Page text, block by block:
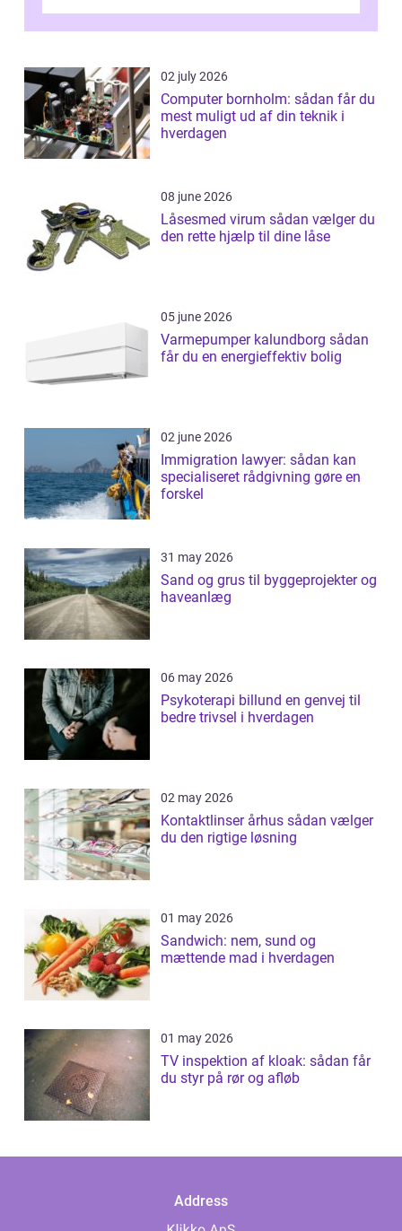
02 july 2026
Computer bornholm: sådan får du
mest muligt ud af din teknik i
hverdagen
08 june 2026
Låsesmed virum sådan vælger du
den rette hjælp til dine låse
05 june 2026
Varmepumper kalundborg sådan
får du en energieffektiv bolig
02 june 2026
Immigration lawyer: sådan kan
specialiseret rådgivning gøre en
forskel
31 may 2026
Sand og grus til byggeprojekter og
haveanlæg
06 may 2026
Psykoterapi billund en genvej til
bedre trivsel i hverdagen
02 may 2026
Kontaktlinser århus sådan vælger
du den rigtige løsning
01 may 2026
Sandwich: nem, sund og
mættende mad i hverdagen
01 may 2026
TV inspektion af kloak: sådan får
du styr på rør og afløb
Address